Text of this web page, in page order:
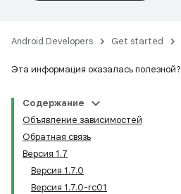
Android Developers Get started
Эта информация оказалась полезной?
Содержание
Объявление зависимостей
Обратная связь
Версия 1.7
Версия 1.7.0
Версия 1.7.0-rc01